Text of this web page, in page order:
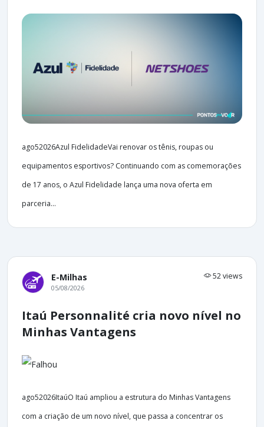
ago52026Azul FidelidadeVai renovar os tênis, roupas ou
equipamentos esportivos? Continuando com as comemorações
de 17 anos, o Azul Fidelidade lança uma nova oferta em
parceria...
E-Milhas 52 views
05/08/2026
Itaú Personnalité cria novo nível no
Minhas Vantagens
ago52026ItaúO Itaú ampliou a estrutura do Minhas Vantagens
com a criação de um novo nível, que passa a concentrar os